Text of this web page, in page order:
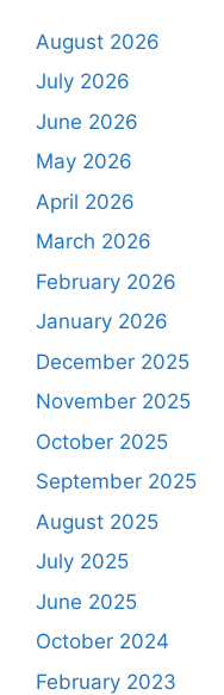
August 2026
July 2026
June 2026
May 2026
April 2026
March 2026
February 2026
January 2026
December 2025
November 2025
October 2025
September 2025
August 2025
July 2025
June 2025
October 2024
February 2023